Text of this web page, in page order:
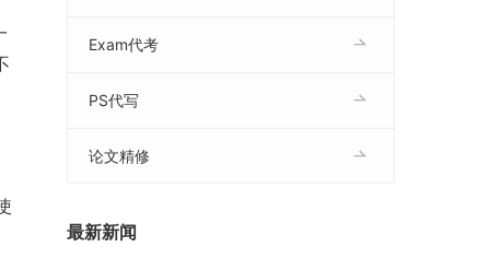
Exam代考
PS代写
论文精修
最新新闻